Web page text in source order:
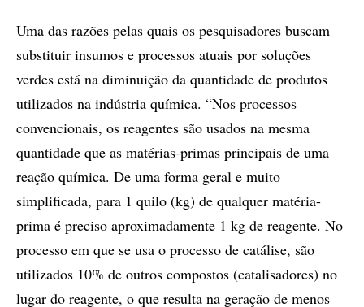
Uma das razões pelas quais os pesquisadores buscam
substituir insumos e processos atuais por soluções
verdes está na diminuição da quantidade de produtos
utilizados na indústria química. “Nos processos
convencionais, os reagentes são usados na mesma
quantidade que as matérias-primas principais de uma
reação química. De uma forma geral e muito
simplificada, para 1 quilo (kg) de qualquer matéria-
prima é preciso aproximadamente 1 kg de reagente. No
processo em que se usa o processo de catálise, são
utilizados 10% de outros compostos (catalisadores) no
lugar do reagente, o que resulta na geração de menos